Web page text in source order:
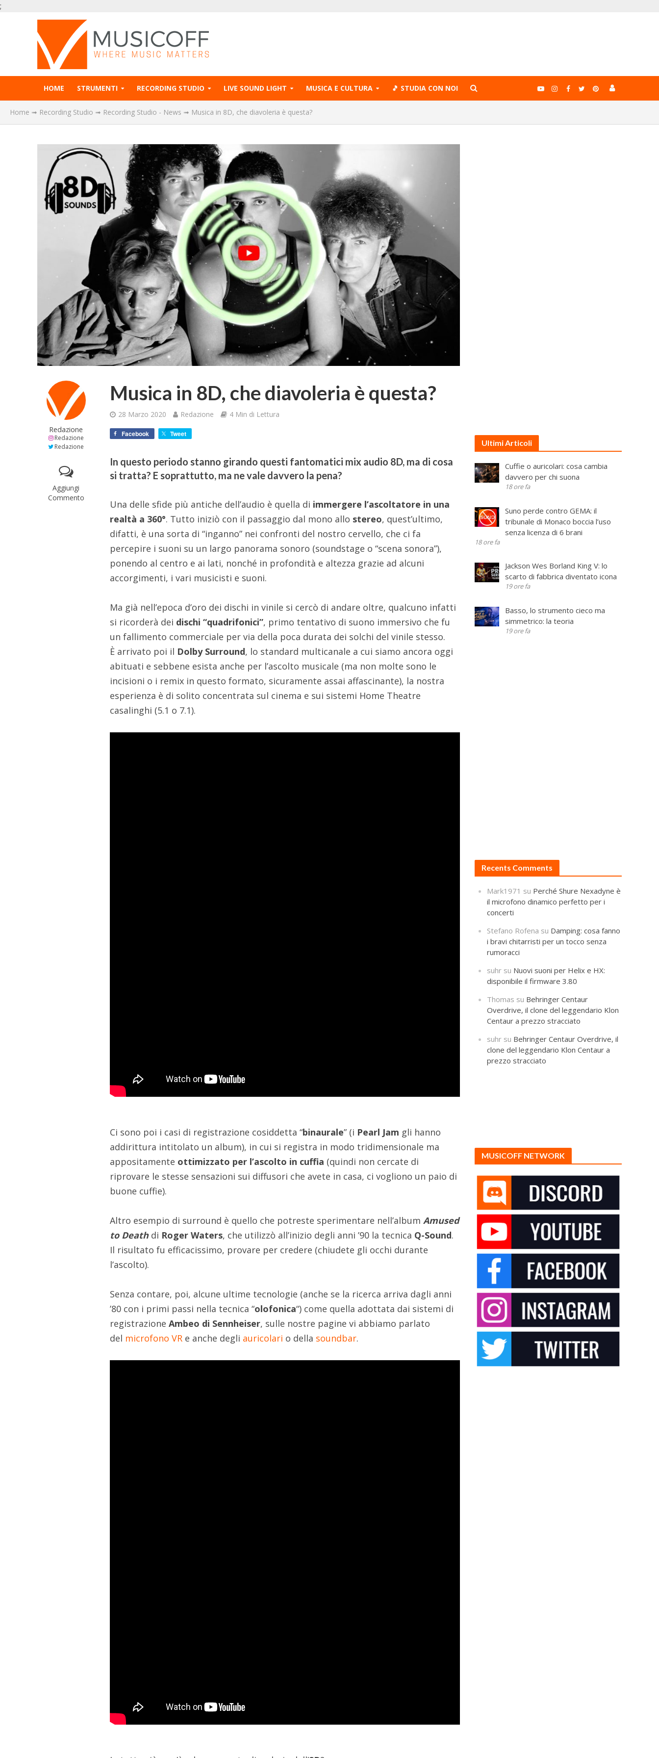
;
HOME STRUMENTI RECORDING STUDIO LIVE SOUND LIGHT MUSICA E CULTURA 🎵 STUDIA CON NOI
Home ➟ Recording Studio ➟ Recording Studio - News ➟ Musica in 8D, che diavoleria è questa?
Redazione
Redazione
Redazione
Aggiungi
Commento
Musica in 8D, che diavoleria è questa?
28 Marzo 2020 Redazione 4 Min di Lettura
Facebook Tweet
In questo periodo stanno girando questi fantomatici mix audio 8D, ma di cosa
si tratta? E soprattutto, ma ne vale davvero la pena?
Una delle sfide più antiche dell’audio è quella di immergere l’ascoltatore in una
realtà a 360°. Tutto iniziò con il passaggio dal mono allo stereo, quest’ultimo,
difatti, è una sorta di “inganno” nei confronti del nostro cervello, che ci fa
percepire i suoni su un largo panorama sonoro (soundstage o “scena sonora”),
ponendo al centro e ai lati, nonché in profondità e altezza grazie ad alcuni
accorgimenti, i vari musicisti e suoni.
Ma già nell’epoca d’oro dei dischi in vinile si cercò di andare oltre, qualcuno infatti
si ricorderà dei dischi “quadrifonici”, primo tentativo di suono immersivo che fu
un fallimento commerciale per via della poca durata dei solchi del vinile stesso.
È arrivato poi il Dolby Surround, lo standard multicanale a cui siamo ancora oggi
abituati e sebbene esista anche per l’ascolto musicale (ma non molte sono le
incisioni o i remix in questo formato, sicuramente assai affascinante), la nostra
esperienza è di solito concentrata sul cinema e sui sistemi Home Theatre
casalinghi (5.1 o 7.1).
Ci sono poi i casi di registrazione cosiddetta “binaurale” (i Pearl Jam gli hanno
addirittura intitolato un album), in cui si registra in modo tridimensionale ma
appositamente ottimizzato per l’ascolto in cuffia (quindi non cercate di
riprovare le stesse sensazioni sui diffusori che avete in casa, ci vogliono un paio di
buone cuffie).
Altro esempio di surround è quello che potreste sperimentare nell’albumAmused
to Deathdi Roger Waters, che utilizzò all’inizio degli anni ’90 la tecnica Q-Sound.
Il risultato fu efficacissimo, provare per credere (chiudete gli occhi durante
l’ascolto).
Senza contare, poi, alcune ultime tecnologie (anche se la ricerca arriva dagli anni
’80 con i primi passi nella tecnica “olofonica“) come quella adottata dai sistemi di
registrazioneAmbeo di Sennheiser, sulle nostre pagine vi abbiamo parlato
del microfono VR e anche degli auricolari o della soundbar.
Ultimi Articoli
Cuffie o auricolari: cosa cambia
davvero per chi suona
18 ore fa
Suno perde contro GEMA: il
tribunale di Monaco boccia l’uso
senza licenza di 6 brani
18 ore fa
Jackson Wes Borland King V: lo
scarto di fabbrica diventato icona
19 ore fa
Basso, lo strumento cieco ma
simmetrico: la teoria
19 ore fa
Recents Comments
Mark1971 su Perché Shure Nexadyne è
il microfono dinamico perfetto per i
concerti
Stefano Rofena su Damping: cosa fanno
i bravi chitarristi per un tocco senza
rumoracci
suhr su Nuovi suoni per Helix e HX:
disponibile il firmware 3.80
Thomas su Behringer Centaur
Overdrive, il clone del leggendario Klon
Centaur a prezzo stracciato
suhr su Behringer Centaur Overdrive, il
clone del leggendario Klon Centaur a
prezzo stracciato
MUSICOFF NETWORK